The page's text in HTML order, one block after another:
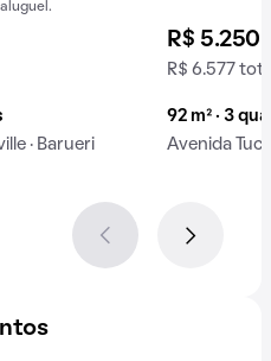
· Barueri
R$ 5.250
R$ 6.577
92 m² · 3
Avenida